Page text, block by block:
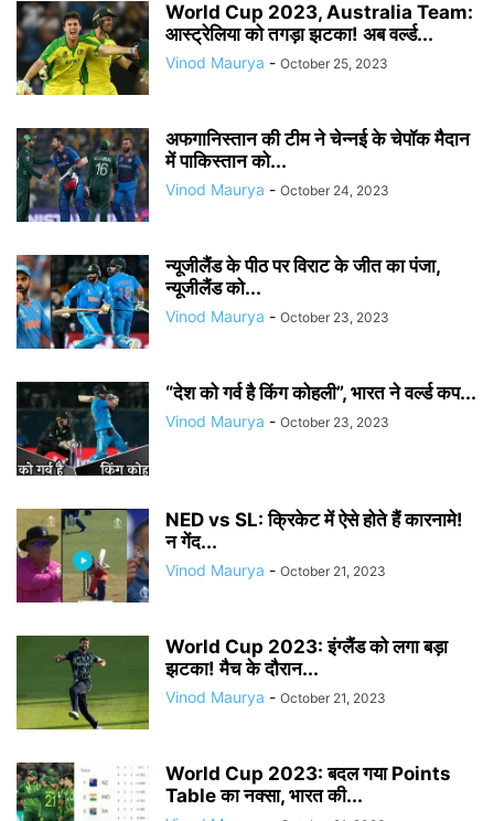
World Cup 2023, Australia Team:
आस्ट्रेलिया को तगड़ा झटका! अब वर्ल्ड...
Vinod Maurya - October 25, 2023
अफगानिस्तान की टीम ने चेन्नई के चेपॉक मैदान
में पाकिस्तान को...
Vinod Maurya - October 24, 2023
न्यूजीलैंड के पीठ पर विराट के जीत का पंजा,
न्यूजीलैंड को...
Vinod Maurya - October 23, 2023
“देश को गर्व है किंग कोहली”, भारत ने वर्ल्ड कप...
Vinod Maurya - October 23, 2023
NED vs SL: क्रिकेट में ऐसे होते हैं कारनामे!
न गेंद...
Vinod Maurya - October 21, 2023
World Cup 2023: इंग्लैंड को लगा बड़ा
झटका! मैच के दौरान...
Vinod Maurya - October 21, 2023
World Cup 2023: बदल गया Points
Table का नक्सा, भारत की...